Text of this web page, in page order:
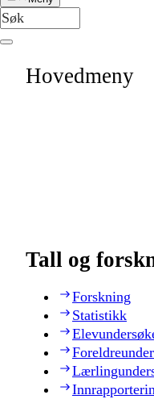
Hovedmeny
Tall og
Forskning
Statistikk